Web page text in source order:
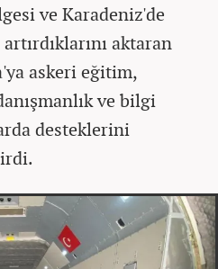
ve Karadeniz'de
aktaran
askeri eğitim,
ve bilgi
desteklerini